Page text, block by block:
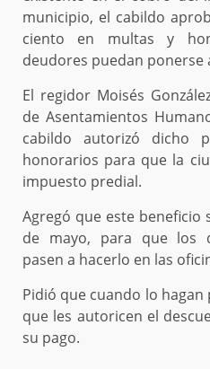
municipio, el cabildo
ciento en multas y
deudores puedan ponerse
El regidor Moisés
de Asentamientos
cabildo autorizó dicho
honorarios para que la
impuesto predial.
Agregó que este
de mayo, para que los
pasen a hacerlo en las
Pidió que cuando lo
que les autoricen el
su pago.